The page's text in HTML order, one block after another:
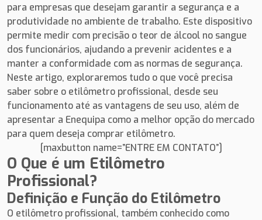
para empresas que desejam garantir a segurança e a
produtividade no ambiente de trabalho. Este dispositivo
permite medir com precisão o teor de álcool no sangue
dos funcionários, ajudando a prevenir acidentes e a
manter a conformidade com as normas de segurança.
Neste artigo, exploraremos tudo o que você precisa
saber sobre o etilômetro profissional, desde seu
funcionamento até as vantagens de seu uso, além de
apresentar a Enequipa como a melhor opção do mercado
para quem deseja comprar etilômetro.
[maxbutton name=”ENTRE EM CONTATO”]
O Que é um Etilômetro
Profissional?
Definição e Função do Etilômetro
O etilômetro profissional, também conhecido como